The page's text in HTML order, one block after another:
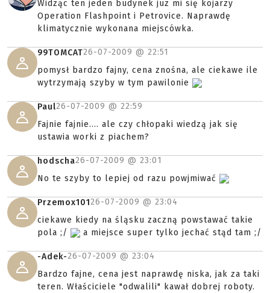
Widząc ten jeden budynek juz mi się kojarzy
Operation Flashpoint i Petrovice. Naprawdę
klimatycznie wykonana miejscówka.
99TOMCAT26-07-2009 @ 22:51
pomysł bardzo fajny, cena znośna, ale ciekawe ile
wytrzymają szyby w tym pawilonie
Paul26-07-2009 @ 22:59
Fajnie fajnie.... ale czy chłopaki wiedzą jak się
ustawia worki z piachem?
hodscha26-07-2009 @ 23:01
No te szyby to lepiej od razu powjmiwać
Przemox10126-07-2009 @ 23:04
ciekawe kiedy na śląsku zaczną powstawać takie
pola ;/
a miejsce super tylko jechać stąd tam ;/
-Adek-26-07-2009 @ 23:04
Bardzo fajne, cena jest naprawdę niska, jak za taki
teren. Właściciele "odwalili" kawał dobrej roboty.